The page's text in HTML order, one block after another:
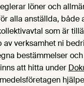
löner och
alla anställda, både
som är
av verksamhet ni
bestämmelser
att hitta under